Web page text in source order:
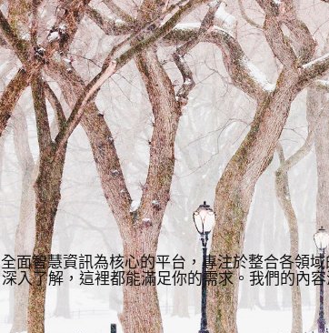
全面智慧資訊為核心的平台，專注於整合各領
深入了解，這裡都能滿足你的需求。我們的內